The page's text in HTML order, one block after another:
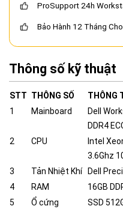
ProSupport 24h
Bảo Hành 12 Tháng
Thông số kỹ thuật
STT THÔNG SỐ
THÔNG
1
Mainboard
Dell
DDR4
2
CPU
Intel
3.6Ghz
3
Tản Nhiệt Khí
Dell
4
RAM
16GB
5
Ổ cứng
SSD